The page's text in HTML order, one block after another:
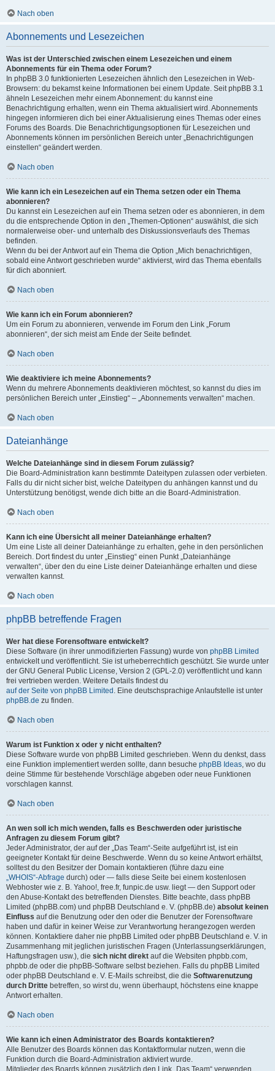
Nach oben
Abonnements und Lesezeichen
Was ist der Unterschied zwischen einem Lesezeichen und einem
Abonnements für ein Thema oder Forum?
In phpBB 3.0 funktionierten Lesezeichen ähnlich den Lesezeichen in Web-
Browsern: du bekamst keine Informationen bei einem Update. Seit phpBB 3.1
ähneln Lesezeichen mehr einem Abonnement: du kannst eine
Benachrichtigung erhalten, wenn ein Thema aktualisiert wird. Abonnements
hingegen informieren dich bei einer Aktualisierung eines Themas oder eines
Forums des Boards. Die Benachrichtigungsoptionen für Lesezeichen und
Abonnements können im persönlichen Bereich unter „Benachrichtigungen
einstellen“ geändert werden.
Nach oben
Wie kann ich ein Lesezeichen auf ein Thema setzen oder ein Thema
abonnieren?
Du kannst ein Lesezeichen auf ein Thema setzen oder es abonnieren, in dem
du die entsprechende Option in den „Themen-Optionen“ auswählst, die sich
normalerweise ober- und unterhalb des Diskussionsverlaufs des Themas
befinden.
Wenn du bei der Antwort auf ein Thema die Option „Mich benachrichtigen,
sobald eine Antwort geschrieben wurde“ aktivierst, wird das Thema ebenfalls
für dich abonniert.
Nach oben
Wie kann ich ein Forum abonnieren?
Um ein Forum zu abonnieren, verwende im Forum den Link „Forum
abonnieren“, der sich meist am Ende der Seite befindet.
Nach oben
Wie deaktiviere ich meine Abonnements?
Wenn du mehrere Abonnements deaktivieren möchtest, so kannst du dies im
persönlichen Bereich unter „Einstieg“ – „Abonnements verwalten“ machen.
Nach oben
Dateianhänge
Welche Dateianhänge sind in diesem Forum zulässig?
Die Board-Administration kann bestimmte Dateitypen zulassen oder verbieten.
Falls du dir nicht sicher bist, welche Dateitypen du anhängen kannst und du
Unterstützung benötigst, wende dich bitte an die Board-Administration.
Nach oben
Kann ich eine Übersicht all meiner Dateianhänge erhalten?
Um eine Liste all deiner Dateianhänge zu erhalten, gehe in den persönlichen
Bereich. Dort findest du unter „Einstieg“ einen Punkt „Dateianhänge
verwalten“, über den du eine Liste deiner Dateianhänge erhalten und diese
verwalten kannst.
Nach oben
phpBB betreffende Fragen
Wer hat diese Forensoftware entwickelt?
Diese Software (in ihrer unmodifizierten Fassung) wurde von phpBB Limited
entwickelt und veröffentlicht. Sie ist urheberrechtlich geschützt. Sie wurde unter
der GNU General Public License, Version 2 (GPL-2.0) veröffentlicht und kann
frei vertrieben werden. Weitere Details findest du
auf der Seite von phpBB Limited . Eine deutschsprachige Anlaufstelle ist unter
phpBB.de zu finden.
Nach oben
Warum ist Funktion x oder y nicht enthalten?
Diese Software wurde von phpBB Limited geschrieben. Wenn du denkst, dass
eine Funktion implementiert werden sollte, dann besuche phpBB Ideas, wo du
deine Stimme für bestehende Vorschläge abgeben oder neue Funktionen
vorschlagen kannst.
Nach oben
An wen soll ich mich wenden, falls es Beschwerden oder juristische
Anfragen zu diesem Forum gibt?
Jeder Administrator, der auf der „Das Team“-Seite aufgeführt ist, ist ein
geeigneter Kontakt für deine Beschwerde. Wenn du so keine Antwort erhältst,
solltest du den Besitzer der Domain kontaktieren (führe dazu eine
„WHOIS“-Abfrage durch) oder — falls diese Seite bei einem kostenlosen
Webhoster wie z. B. Yahoo!, free.fr, funpic.de usw. liegt — den Support oder
den Abuse-Kontakt des betreffenden Dienstes. Bitte beachte, dass phpBB
Limited (phpBB.com) und phpBB Deutschland e. V. (phpBB.de) absolut keinen
Einfluss auf die Benutzung oder den oder die Benutzer der Forensoftware
haben und dafür in keiner Weise zur Verantwortung herangezogen werden
können. Kontaktiere daher nie phpBB Limited oder phpBB Deutschland e. V. in
Zusammenhang mit jeglichen juristischen Fragen (Unterlassungserklärungen,
Haftungsfragen usw.), die sich nicht direkt auf die Websiten phpbb.com,
phpbb.de oder die phpBB-Software selbst beziehen. Falls du phpBB Limited
oder phpBB Deutschland e. V. E-Mails schreibst, die die Softwarenutzung
durch Dritte betreffen, so wirst du, wenn überhaupt, höchstens eine knappe
Antwort erhalten.
Nach oben
Wie kann ich einen Administrator des Boards kontaktieren?
Alle Benutzer des Boards können das Kontaktformular nutzen, wenn die
Funktion durch die Board-Administration aktiviert wurde.
Mitglieder des Boards können zusätzlich den Link „Das Team“ verwenden.